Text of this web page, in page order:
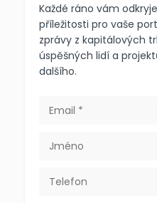
Každé ráno vám
příležitosti pro vaše
zprávy z kapitálových
úspěšných lidí a
dalšího.